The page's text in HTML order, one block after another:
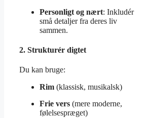
Personligt og nært: Inkludér
små detaljer fra deres liv
sammen.
2. Strukturér digtet
Du kan bruge:
Rim (klassisk, musikalsk)
Frie vers (mere moderne,
følelsespræget)